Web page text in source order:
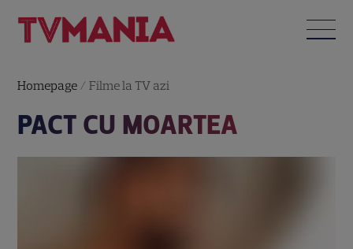
Homepage /Filme la TV azi
PACT CU MOARTEA